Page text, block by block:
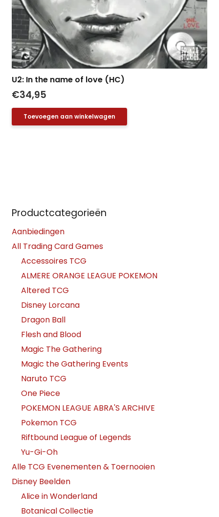
U2: In the name of love (HC)
€34,95
Toevoegen aan winkelwagen
Productcategorieën
Aanbiedingen
All Trading Card Games
Accessoires TCG
ALMERE ORANGE LEAGUE POKEMON
Altered TCG
Disney Lorcana
Dragon Ball
Flesh and Blood
Magic The Gathering
Magic the Gathering Events
Naruto TCG
One Piece
POKEMON LEAGUE ABRA'S ARCHIVE
Pokemon TCG
Riftbound League of Legends
Yu-Gi-Oh
Alle TCG Evenementen & Toernooien
Disney Beelden
Alice in Wonderland
Botanical Collectie